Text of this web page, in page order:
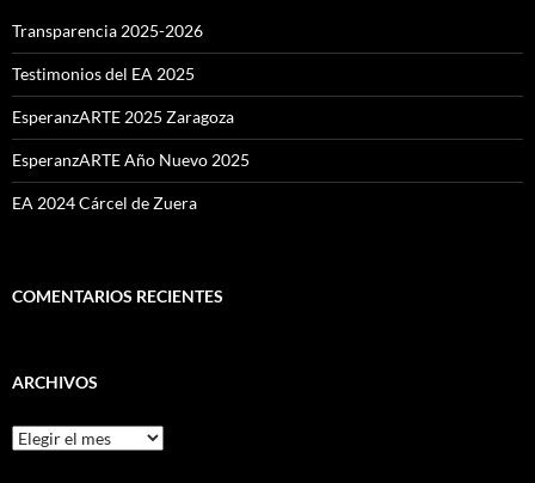
Transparencia 2025-2026
Testimonios del EA 2025
EsperanzARTE 2025 Zaragoza
EsperanzARTE Año Nuevo 2025
EA 2024 Cárcel de Zuera
COMENTARIOS RECIENTES
ARCHIVOS
Archivos